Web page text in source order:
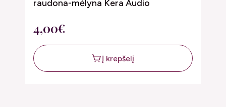
raudona-mėlyna Kera Audio
4,00€
Į krepšelį